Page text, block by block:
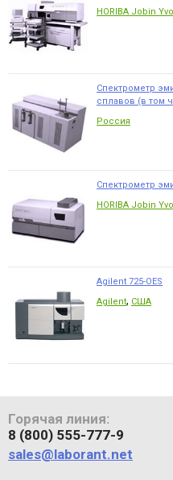
HORIBA Jobin
Спектрометр
сплавов (в том
Россия
Спектрометр
HORIBA Jobin
Agilent 725-ОES
Agilent, США
Горячая линия:
8 (800) 555-777-9
sales@laborant.net